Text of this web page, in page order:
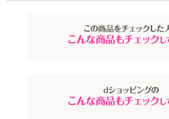
の掲載画像や画像内のバーコードなど、お
あらかじめご了承いただいた上でお申込み